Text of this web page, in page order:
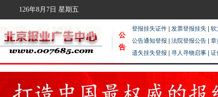
126年8月7日 星期五
公
告
登报挂失证件 发票登报挂失
软
公告通知登报
法院登报公告
章
遗失挂失登报
寻人寻物启事 证